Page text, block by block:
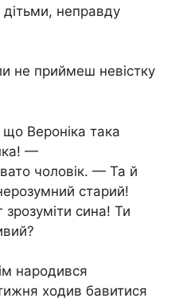
дітьми, неправду
не приймеш невістку
Вероніка така
—
чоловік. — Та й
старий!
сина! Ти
народився
ходив бавитися